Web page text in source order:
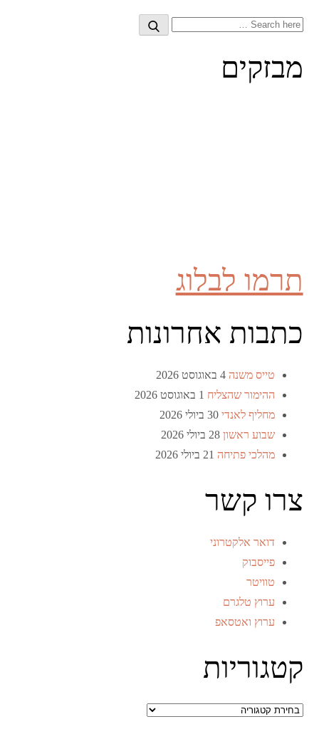
Search
Search
מבזקים
תרמו לבלוג
כתבות אחרונות
טייס משנה 4 באוגוסט 2026
ההימור שהצליח 1 באוגוסט 2026
מחליף לאנדי 30 ביולי 2026
שבוע ראשון 28 ביולי 2026
מהלכי פתיחה 21 ביולי 2026
צרו קשר
דואר אלקטרוני
פייסבוק
טוויטר
ערוץ טלגרם
ערוץ ואטסאפ
קטגוריות
קטגוריות